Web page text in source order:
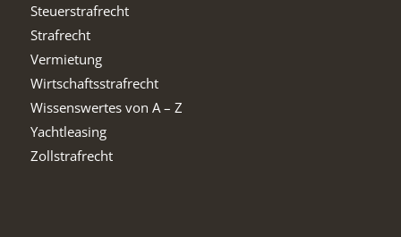
Steuerstrafrecht
Strafrecht
Vermietung
Wirtschaftsstrafrecht
Wissenswertes von A – Z
Yachtleasing
Zollstrafrecht